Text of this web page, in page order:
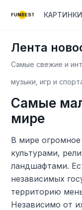
FUNBEST КАРТИНКИ
Лента
Самые свежие и
музыки, игр и
Самые
мире
В мире
культурами,
ландшафтами.
независимых
территорию
Независимо от